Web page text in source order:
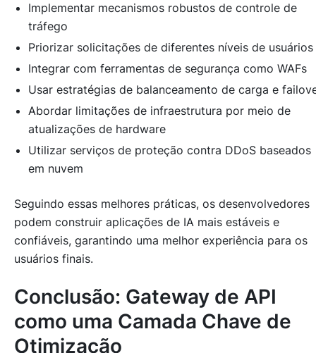
Implementar mecanismos robustos de controle de
tráfego
Priorizar solicitações de diferentes níveis de usuários
Integrar com ferramentas de segurança como WAFs
Usar estratégias de balanceamento de carga e
Abordar limitações de infraestrutura por meio de
atualizações de hardware
Utilizar serviços de proteção contra DDoS baseados
em nuvem
Seguindo essas melhores práticas, os desenvolvedores
podem construir aplicações de IA mais estáveis e
confiáveis, garantindo uma melhor experiência para os
usuários finais.
Conclusão: Gateway de API
como uma Camada Chave de
Otimização